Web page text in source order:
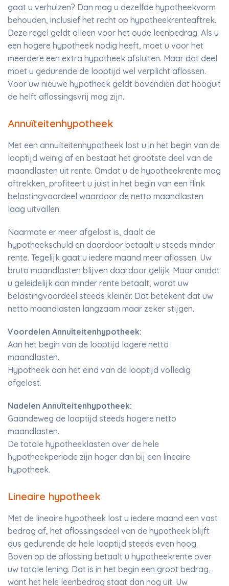
gaat u verhuizen? Dan mag u dezelfde hypotheekvorm
behouden, inclusief het recht op hypotheekrenteaftrek.
Deze regel geldt alleen voor het oude leenbedrag. Als u
een hogere hypotheek nodig heeft, moet u voor het
meerdere een extra hypotheek afsluiten. Maar dat deel
moet u gedurende de looptijd wel verplicht aflossen.
Voor uw nieuwe hypotheek geldt bovendien dat hooguit
de helft aflossingsvrij mag zijn.
Annuïteitenhypotheek
Met een annuïteitenhypotheek lost u in het begin van de
looptijd weinig af en bestaat het grootste deel van de
maandlasten uit rente. Omdat u de hypotheekrente mag
aftrekken, profiteert u juist in het begin van een flink
belastingvoordeel waardoor de netto maandlasten
laag uitvallen.
Naarmate er meer afgelost is, daalt de
hypotheekschuld en daardoor betaalt u steeds minder
rente. Tegelijk gaat u iedere maand meer aflossen. Uw
bruto maandlasten blijven daardoor gelijk. Maar omdat
u geleidelijk aan minder rente betaalt, wordt uw
belastingvoordeel steeds kleiner. Dat betekent dat uw
netto maandlasten langzaam maar zeker stijgen.
Voordelen Annuïteitenhypotheek:
Aan het begin van de looptijd lagere netto
maandlasten.
Hypotheek aan het eind van de looptijd volledig
afgelost.
Nadelen Annuïteitenhypotheek:
Gaandeweg de looptijd steeds hogere netto
maandlasten.
De totale hypotheeklasten over de hele
hypotheekperiode zijn hoger dan bij een lineaire
hypotheek.
Lineaire hypotheek
Met de lineaire hypotheek lost u iedere maand een vast
bedrag af, het aflossingsdeel van de hypotheek blijft
dus gedurende de hele looptijd steeds even hoog.
Boven op de aflossing betaalt u hypotheekrente over
uw totale lening. Dat is in het begin een groot bedrag,
want het hele leenbedrag staat dan nog uit. Uw